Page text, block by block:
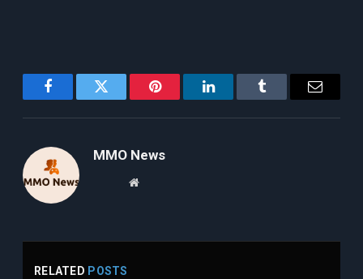
FacebookTwitter PinterestLinkedInTumblr Email
MMO News
Website
RELATED POSTS